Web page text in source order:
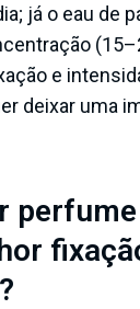
já o eau de
e
deixar uma